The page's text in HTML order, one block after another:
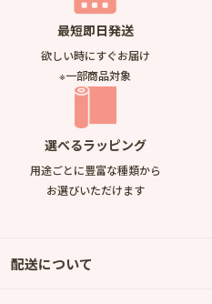
最短即日発送
欲しい時にすぐお届け
※一部商品対象
選べるラッピング
用途ごとに豊富な種類から
お選びいただけます
配送について